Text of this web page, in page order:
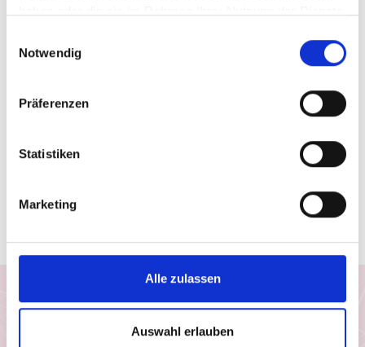
Notwendig
Präferenzen
Statistiken
Marketing
Alle zulassen
Auswahl erlauben
unsere Kunden zu deren Abklärung an den Augenarzt
verweisen.
Wir verschaffen Ihnen meist ohne lange Wartezeiten
eine optimale Sicht, wir messen Ihre Sehstärke und
individuell auf Ihre Sehaufgaben zugeschnittene Brille
an. Als Gesundheitsberuf hat sich die Augenoptik –
computergesteuerter Technik – einen großen Teil
Einwilligung Google Maps
stimme zu, dass Daten von Google geladen